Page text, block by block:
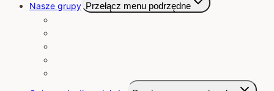
Nasze grupy Przełącz menu podrzędne